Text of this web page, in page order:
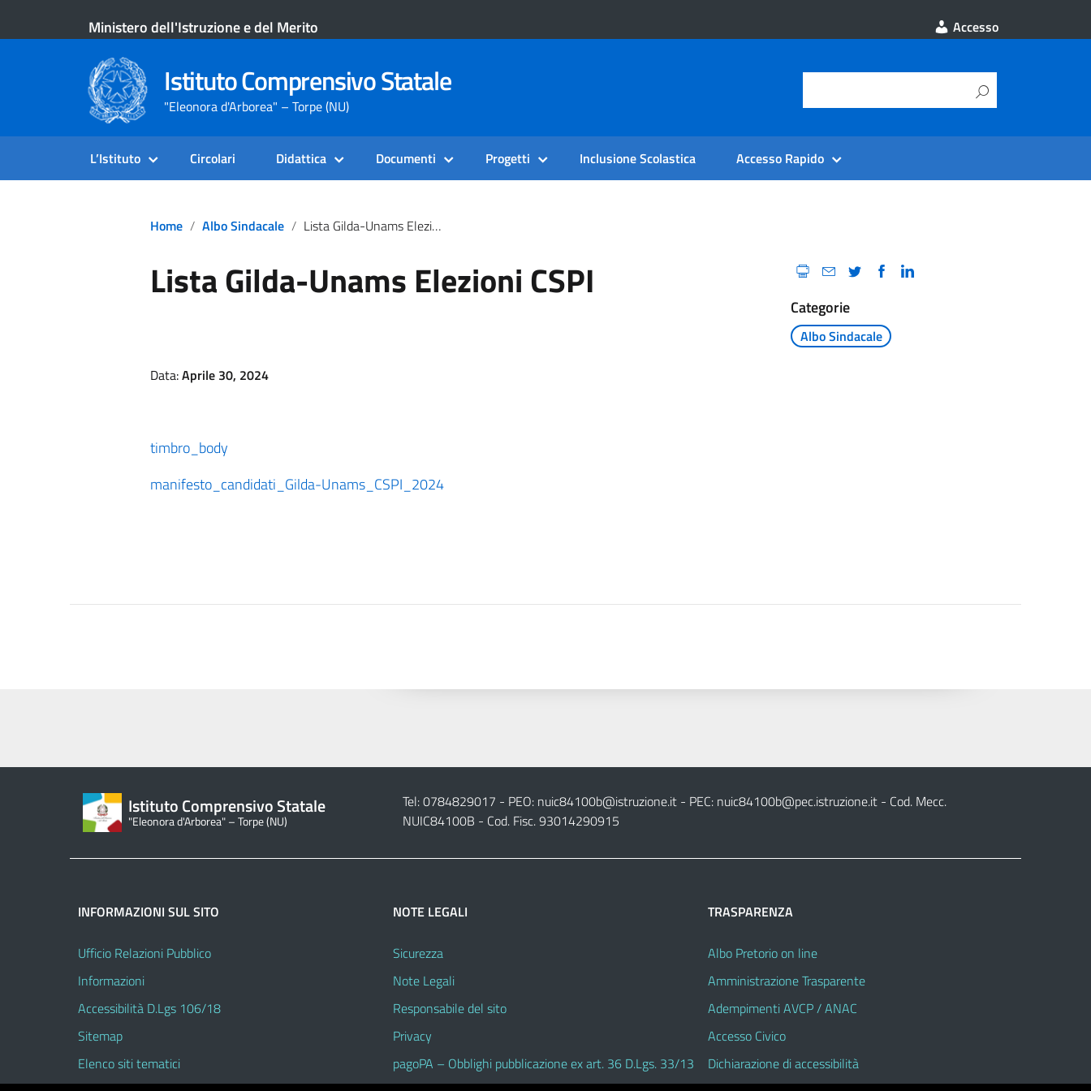
Ministero dell'Istruzione e del Merito Accesso
Istituto Comprensivo Statale
"Eleonora d'Arborea" – Torpe (NU)
L’Istituto Circolari Didattica Documenti Progetti Inclusione Scolastica Accesso Rapido
Home Albo Sindacale Lista Gilda-Unams Elezioni CSPI
Lista Gilda-Unams Elezioni CSPI
Categorie
Albo Sindacale
Data:Aprile 30, 2024
timbro_body
manifesto_candidati_Gilda-Unams_CSPI_2024
Istituto Comprensivo Statale
"Eleonora d'Arborea" – Torpe (NU)
Tel: 0784829017 - PEO: nuic84100b@istruzione.it- PEC: nuic84100b@pec.istruzione.it- Cod. Mecc.
NUIC84100B - Cod. Fisc. 93014290915
INFORMAZIONI SUL SITO
Ufficio Relazioni Pubblico
Informazioni
Accessibilità D.Lgs 106/18
Sitemap
Elenco siti tematici
NOTE LEGALI
Sicurezza
Note Legali
Responsabile del sito
Privacy
pagoPA – Obblighi pubblicazione ex art. 36 D.Lgs. 33/13
TRASPARENZA
Albo Pretorio on line
Amministrazione Trasparente
Adempimenti AVCP / ANAC
Accesso Civico
Dichiarazione di accessibilità